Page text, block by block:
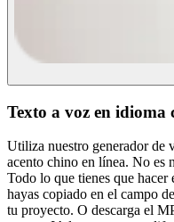
Texto a voz en idioma
Utiliza nuestro generador de
acento chino en línea. No es
Todo lo que tienes que
hayas copiado en el campo
tu proyecto. O descarga el